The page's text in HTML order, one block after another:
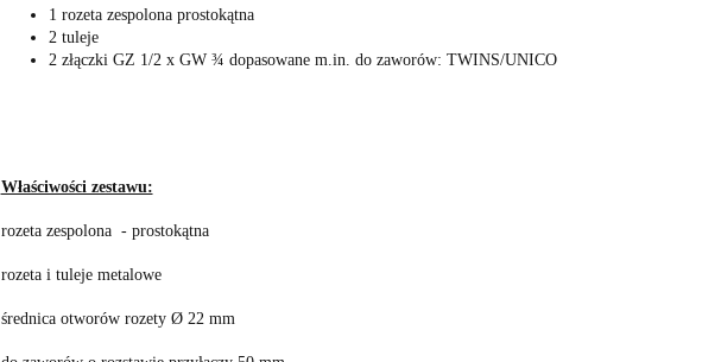
1 rozeta zespolona prostokątna
2 tuleje
2 złączki GZ 1/2 x GW ¾ dopasowane m.in. do zaworów: TWINS/UNICO
Właściwości zestawu:
rozeta zespolona - prostokątna
rozeta i tuleje metalowe
średnica otworów rozety Ø 22 mm